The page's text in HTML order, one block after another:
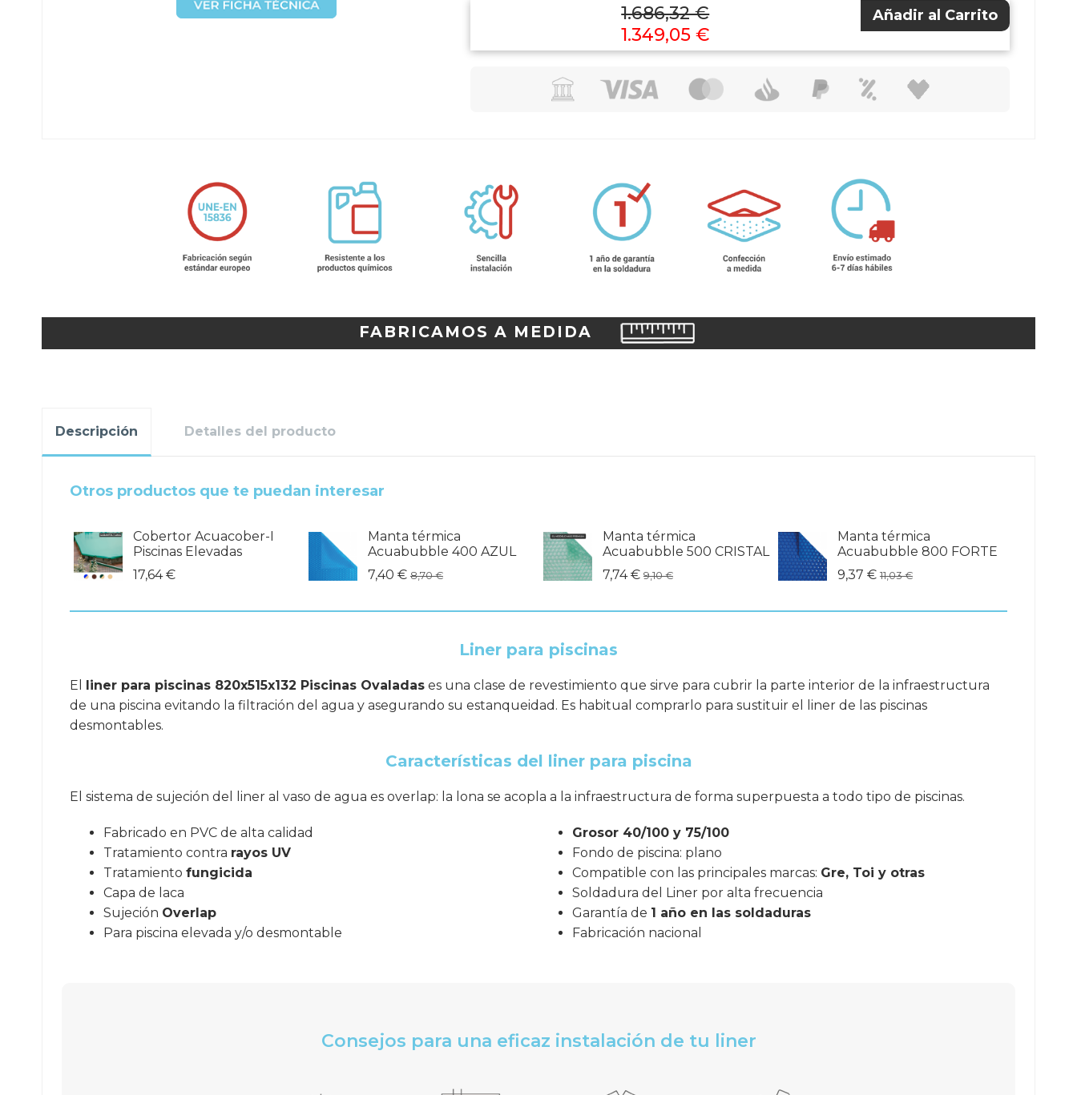
1.686,32 €
1.349,05 €
Añadir al Carrito
FABRICAMOS A MEDIDA
Descripción Detalles del producto
Otros productos que te puedan interesar
Cobertor Acuacober-I
Piscinas Elevadas
17,64 €
Manta térmica
Acuabubble 400 AZUL
7,40 € 8,70 €
Manta térmica
Acuabubble 500 CRISTAL
7,74 € 9,10 €
Manta térmica
Acuabubble 800 FORTE
9,37 € 11,03 €
Liner para piscinas
El liner para piscinas 820x515x132 Piscinas Ovaladas es una clase de revestimiento que sirve para cubrir la parte interior de la infraestructura
de una piscina evitando la filtración del agua y asegurando su estanqueidad. Es habitual comprarlo para sustituir el liner de las piscinas
desmontables.
Características del liner para piscina
El sistema de sujeción del liner al vaso de agua es overlap: la lona se acopla a la infraestructura de forma superpuesta a todo tipo de piscinas.
Fabricado en PVC de alta calidad
Tratamiento contra rayos UV
Tratamiento fungicida
Capa de laca
Sujeción Overlap
Para piscina elevada y/o desmontable
Grosor 40/100 y 75/100
Fondo de piscina: plano
Compatible con las principales marcas: Gre, Toi y otras
Soldadura del Liner por alta frecuencia
Garantía de 1 año en las soldaduras
Fabricación nacional
Consejos para una eficaz instalación de tu liner